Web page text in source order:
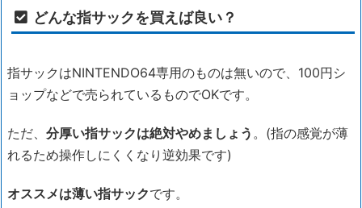
どんな指サックを買えば良い？
指サックはNINTENDO64専用のものは無いので、100円シ
ョップなどで売られているものでOKです。
ただ、 分厚い指サックは絶対やめましょう 。(指の感覚が薄
れるため操作しにくくなり逆効果です)
オススメは薄い指サックです。